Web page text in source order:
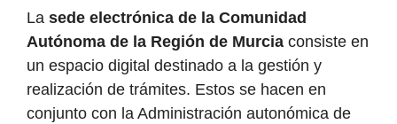
La sede electrónica de la Comunidad
Autónoma de la Región de Murcia consiste en
un espacio digital destinado a la gestión y
realización de trámites. Estos se hacen en
conjunto con la Administración autonómica de